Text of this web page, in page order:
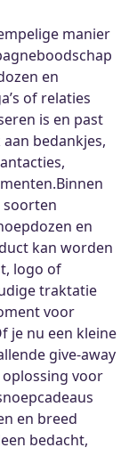
manier
en
of relaties
is en past
bedankjes,
soorten
en
kan worden
logo of
traktatie
voor
je nu een kleine
give-away
voor
en breed
bedacht,